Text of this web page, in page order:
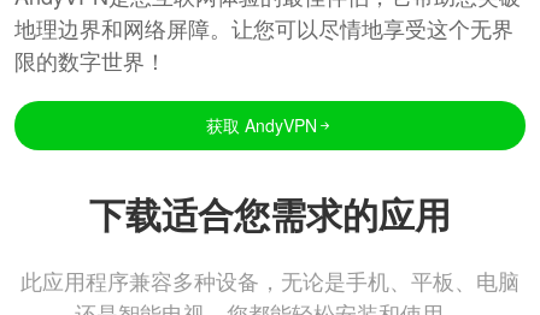
地理边界和网络屏障。让您可以尽情地享受这个无界
限的数字世界！
获取 AndyVPN
下载适合您需求的应用
此应用程序兼容多种设备，无论是手机、平板、电脑